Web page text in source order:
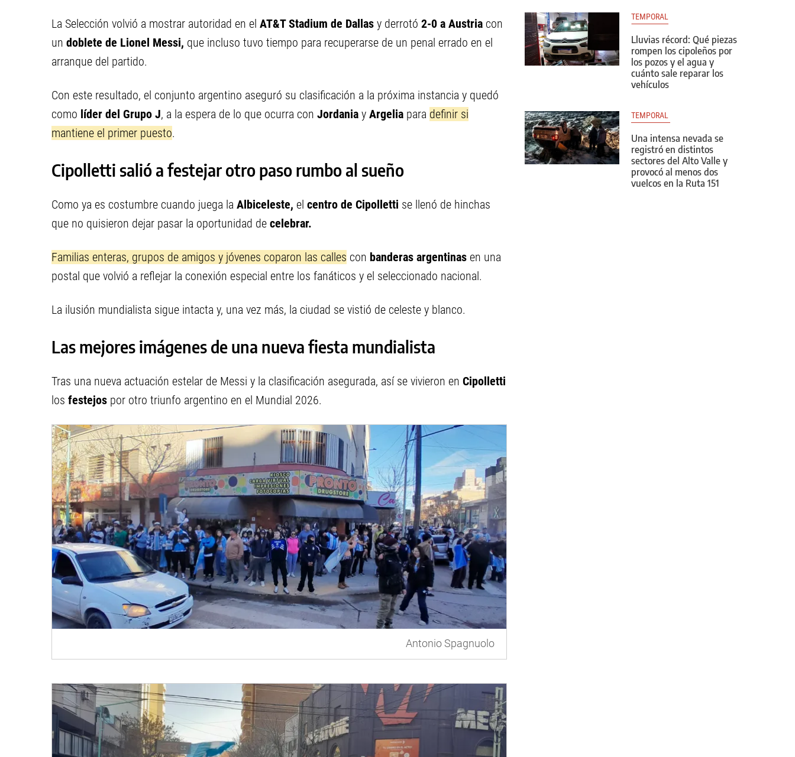
La Selección volvió a mostrar autoridad en el AT&T Stadium de Dallas y derrotó 2-0 a Austria con
un doblete de Lionel Messi, que incluso tuvo tiempo para recuperarse de un penal errado en el
arranque del partido.
Con este resultado, el conjunto argentino aseguró su clasificación a la próxima instancia y quedó
como líder del Grupo J, a la espera de lo que ocurra con Jordania y Argelia para definir si
mantiene el primer puesto.
Cipolletti salió a festejar otro paso rumbo al sueño
Como ya es costumbre cuando juega la Albiceleste, el centro de Cipolletti se llenó de hinchas
que no quisieron dejar pasar la oportunidad de celebrar.
Familias enteras, grupos de amigos y jóvenes coparon las calles con banderas argentinas en una
postal que volvió a reflejar la conexión especial entre los fanáticos y el seleccionado nacional.
La ilusión mundialista sigue intacta y, una vez más, la ciudad se vistió de celeste y blanco.
Las mejores imágenes de una nueva fiesta mundialista
Tras una nueva actuación estelar de Messi y la clasificación asegurada, así se vivieron en Cipolletti
los festejos por otro triunfo argentino en el Mundial 2026.
Antonio Spagnuolo
TEMPORAL
Lluvias récord: Qué piezas
rompen los cipoleños por
los pozos y el agua y
cuánto sale reparar los
vehículos
TEMPORAL
Una intensa nevada se
registró en distintos
sectores del Alto Valle y
provocó al menos dos
vuelcos en la Ruta 151